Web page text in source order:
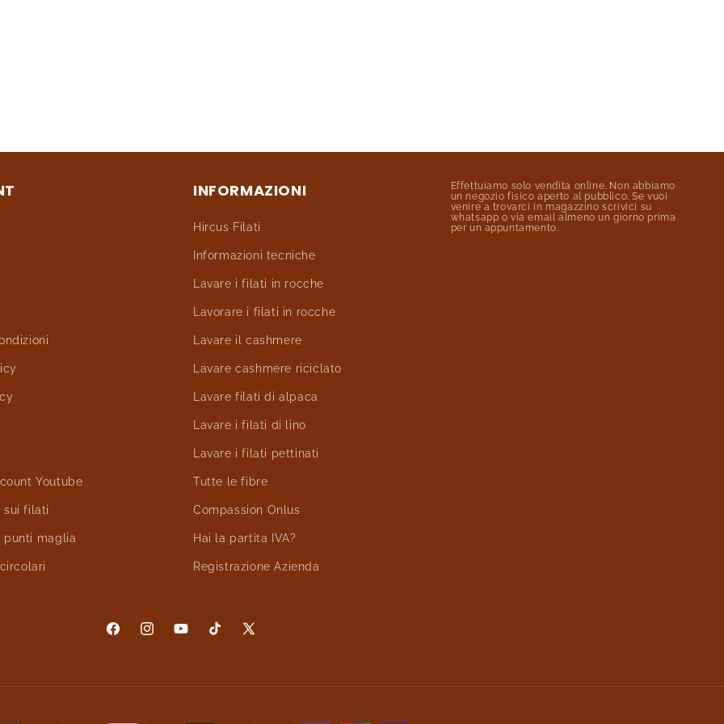
Youtube
sui filati
punti maglia
INFORMAZIONI
Hircus Filati
Informazioni tecniche
Lavare i filati in rocche
Lavorare i filati in rocche
Lavare il cashmere
Lavare cashmere riciclato
Lavare filati di alpaca
Lavare i filati di lino
Lavare i filati pettinati
Tutte le fibre
Compassion Onlus
Hai la partita IVA?
Registrazione Azienda
Effettuiamo solo vendita online. Non abbiamo
un negozio fisico aperto al pubblico. Se vuoi
venire a trovarci in magazzino scrivici su
whatsapp o via email almeno un giorno prima
per un appuntamento.
FacebookInstagramYouTubeTikTok X